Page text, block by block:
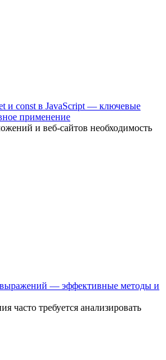
и const в JavaScript — ключевые
применение
и веб-сайтов необходимость
выражений — эффективные методы и
часто требуется анализировать